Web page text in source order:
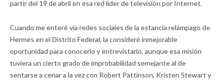
partir del 19 de abril en esa red líder de televisión por Internet.
Cuando me enteré vía redes sociales de la estancia relámpago de
Hermes en el Distrito Federal, la consideré inmejorable
oportunidad para conocerlo y entrevistarlo, aunque esa misión
tuviera un cierto grado de improbabilidad semejante al de
sentarse a cenar a la vez con Robert Pattinson, Kristen Stewart y